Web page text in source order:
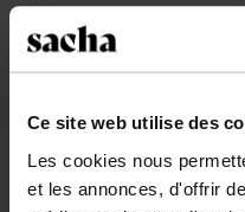
Ce site web utilise des
Les cookies nous
et les annonces, d'offrir